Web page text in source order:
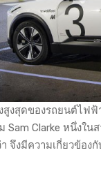
สูงสุดของรถยนต์ไฟ
Sam Clarke หนึ่ง
จึงมีความเกี่ยวข้อง